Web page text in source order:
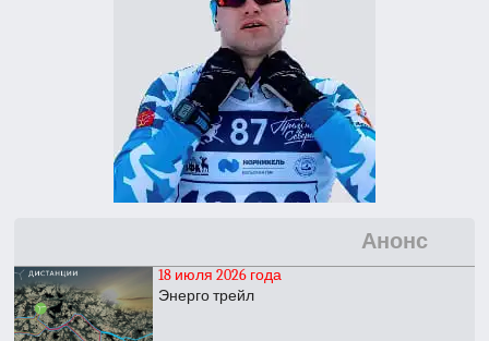
Анонс
18 июля 2026 года
Энерго трейл